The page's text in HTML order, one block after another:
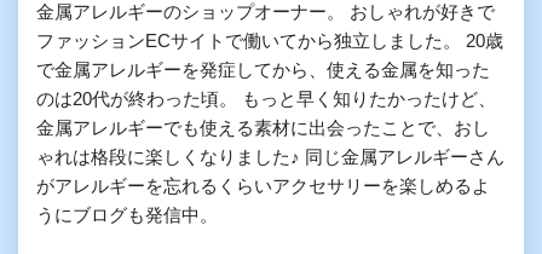
金属アレルギーのショップオーナー。 おしゃれが好きで
ファッションECサイトで働いてから独立しました。 20歳
で金属アレルギーを発症してから、使える金属を知った
のは20代が終わった頃。 もっと早く知りたかったけど、
金属アレルギーでも使える素材に出会ったことで、おし
ゃれは格段に楽しくなりました♪ 同じ金属アレルギーさん
がアレルギーを忘れるくらいアクセサリーを楽しめるよ
うにブログも発信中。